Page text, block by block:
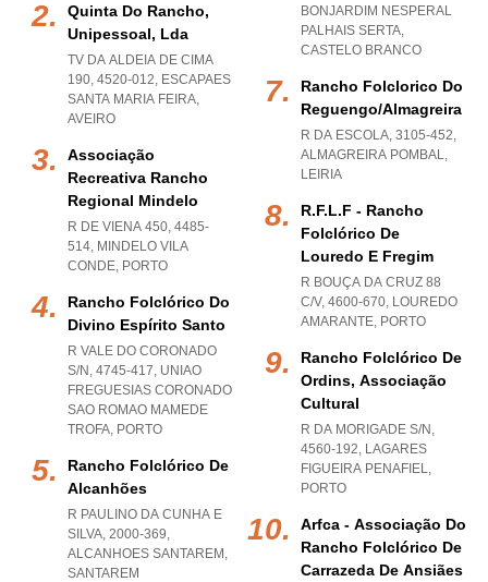
Quinta Do Rancho,
Unipessoal, Lda
TV DA ALDEIA DE CIMA
190, 4520-012, ESCAPAES
SANTA MARIA FEIRA,
AVEIRO
Associação
Recreativa Rancho
Regional Mindelo
R DE VIENA 450, 4485-
514, MINDELO VILA
CONDE, PORTO
Rancho Folclórico Do
Divino Espírito Santo
R VALE DO CORONADO
S/N, 4745-417, UNIAO
FREGUESIAS CORONADO
SAO ROMAO MAMEDE
TROFA, PORTO
Rancho Folclórico De
Alcanhões
R PAULINO DA CUNHA E
SILVA, 2000-369,
ALCANHOES SANTAREM ,
SANTAREM
BONJARDIM NESPERAL
PALHAIS SERTA,
CASTELO BRANCO
Rancho Folclorico Do
Reguengo/almagreira
R DA ESCOLA, 3105-452,
ALMAGREIRA POMBAL,
LEIRIA
R.f.l.f - Rancho
Folclórico De
Louredo E Fregim
R BOUÇA DA CRUZ 88
C/V, 4600-670, LOUREDO
AMARANTE, PORTO
Rancho Folclórico De
Ordins, Associação
Cultural
R DA MORIGADE S/N,
4560-192, LAGARES
FIGUEIRA PENAFIEL,
PORTO
Arfca - Associação Do
Rancho Folclórico De
Carrazeda De Ansiães